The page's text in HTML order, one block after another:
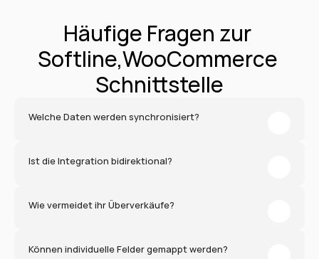
Häufige Fragen zur
Softline,WooCommerce
Schnittstelle
Welche Daten werden synchronisiert?
Ist die Integration bidirektional?
Wie vermeidet ihr Überverkäufe?
Können individuelle Felder gemappt werden?